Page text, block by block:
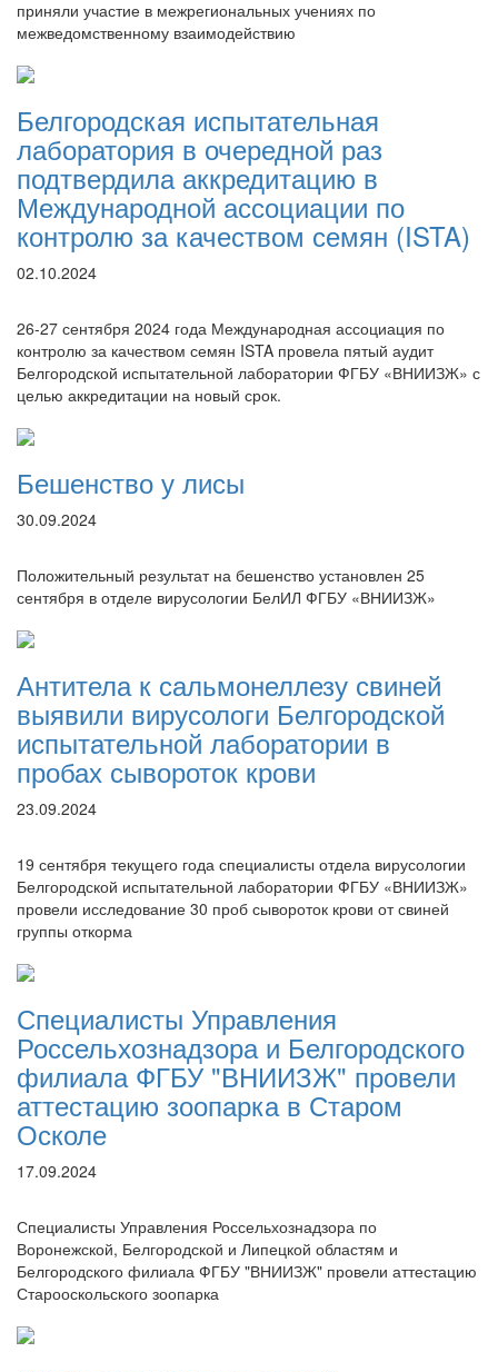
приняли участие в межрегиональных учениях по
межведомственному взаимодействию
Белгородская испытательная
лаборатория в очередной раз
подтвердила аккредитацию в
Международной ассоциации по
контролю за качеством семян (ISTA)
02.10.2024
26-27 сентября 2024 года Международная ассоциация по
контролю за качеством семян ISTA провела пятый аудит
Белгородской испытательной лаборатории ФГБУ «ВНИИЗЖ» с
целью аккредитации на новый срок.
Бешенство у лисы
30.09.2024
Положительный результат на бешенство установлен 25
сентября в отделе вирусологии БелИЛ ФГБУ «ВНИИЗЖ»
Антитела к сальмонеллезу свиней
выявили вирусологи Белгородской
испытательной лаборатории в
пробах сывороток крови
23.09.2024
19 сентября текущего года специалисты отдела вирусологии
Белгородской испытательной лаборатории ФГБУ «ВНИИЗЖ»
провели исследование 30 проб сывороток крови от свиней
группы откорма
Специалисты Управления
Россельхознадзора и Белгородского
филиала ФГБУ "ВНИИЗЖ" провели
аттестацию зоопарка в Старом
Осколе
17.09.2024
Специалисты Управления Россельхознадзора по
Воронежской, Белгородской и Липецкой областям и
Белгородского филиала ФГБУ "ВНИИЗЖ" провели аттестацию
Старооскольского зоопарка